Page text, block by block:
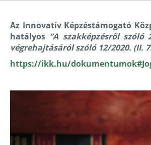
Az Innovatív Képzéstámogató
hatályos “A szakképzésről
végrehajtásáról szóló 12/2020. (II.
https://ikk.hu/